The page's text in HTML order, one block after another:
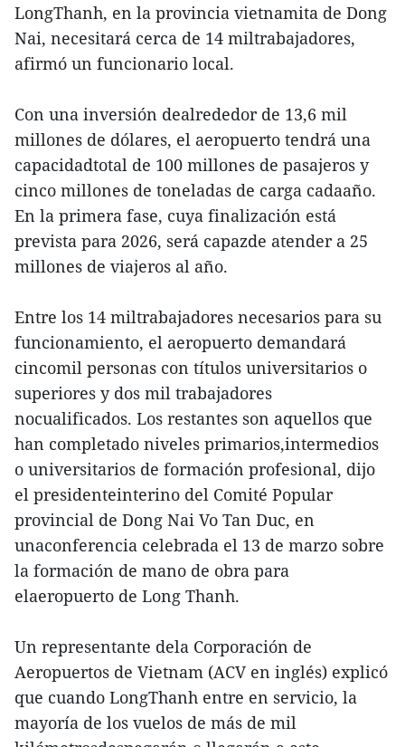
LongThanh, en la provincia vietnamita de Dong
Nai, necesitará cerca de 14 miltrabajadores,
afirmó un funcionario local.
Con una inversión dealrededor de 13,6 mil
millones de dólares, el aeropuerto tendrá una
capacidadtotal de 100 millones de pasajeros y
cinco millones de toneladas de carga cadaaño.
En la primera fase, cuya finalización está
prevista para 2026, será capazde atender a 25
millones de viajeros al año.
Entre los 14 miltrabajadores necesarios para su
funcionamiento, el aeropuerto demandará
cincomil personas con títulos universitarios o
superiores y dos mil trabajadores
nocualificados. Los restantes son aquellos que
han completado niveles primarios,intermedios
o universitarios de formación profesional, dijo
el presidenteinterino del Comité Popular
provincial de Dong Nai Vo Tan Duc, en
unaconferencia celebrada el 13 de marzo sobre
la formación de mano de obra para
elaeropuerto de Long Thanh.
Un representante dela Corporación de
Aeropuertos de Vietnam (ACV en inglés) explicó
que cuando LongThanh entre en servicio, la
mayoría de los vuelos de más de mil